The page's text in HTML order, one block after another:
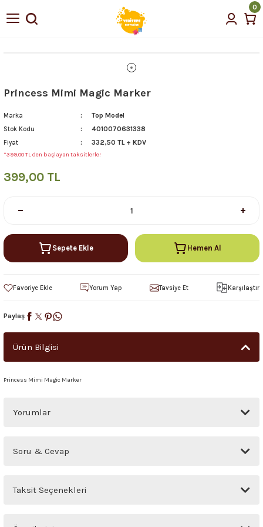
0
Princess Mimi Magic Marker
Marka Top Model
Stok Kodu 4010070631338
Fiyat 332,50 TL + KDV
*399,00 TL den başlayan taksitlerle!
399,00 TL
Sepete Ekle Hemen Al
Yorum Yap Tavsiye Et Karşılaştır
Paylaş
Ürün Bilgisi
Princess Mimi Magic Marker
Yorumlar
Soru & Cevap
Ürün hakkında henüz soru sorulmamış.
Taksit Seçenekleri